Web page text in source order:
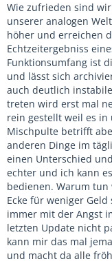
Wie zufrieden sind
unserer analogen
höher und erreichen
Echtzeitergebniss
Funktionsumfang ist
und lässt sich
auch deutlich
treten wird erst mal
rein gestellt weil es in
Mischpulte betrifft
anderen Dinge im
einen Unterschied
echter und ich kann
bedienen. Warum
Ecke für weniger
immer mit der Angst
letzten Update nicht
kann mir das mal
und macht da alle